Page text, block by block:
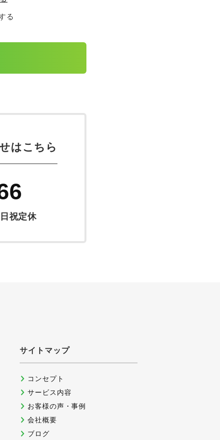
る
はこちら
祝定休
サイトマップ
コンセプト
サービス内容
お客様の声・事例
会社概要
ブログ